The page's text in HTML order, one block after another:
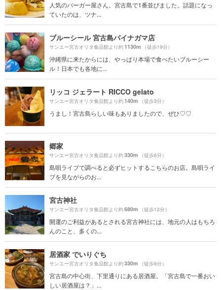
人気のバーガー屋さん。宮古島で1番並びました。話題になっ
ていたのは、ツナ...
ブルーシール 宮古島パイナガマ店
サンエー宮古オリタ食品館より約1130m （徒歩19分）
沖縄県に来たからには、やっぱり本場で食べたいブルーシー
ル！日本でも各地に...
リッコ ジェラート RICCO gelato
サンエー宮古オリタ食品館より約140m （徒歩3分）
うまし！宮古島らしい味もありましたので、ぜひ♡♡
郷家
サンエー宮古オリタ食品館より約330m （徒歩6分）
島唄ライブで調べると必ずヒットするこちらのお店。島唄ライ
ブを見ながらのお...
宮古神社
サンエー宮古オリタ食品館より約680m （徒歩12分）
開運のご利益があるとされる宮古神社には、地元の人はもちろ
んのこと、多くの...
居酒家 でいりぐち
サンエー宮古オリタ食品館より約330m （徒歩6分）
宮古島の中心街、下里通りにある居酒屋。「宮古島で一番おい
しい居酒屋は？」...